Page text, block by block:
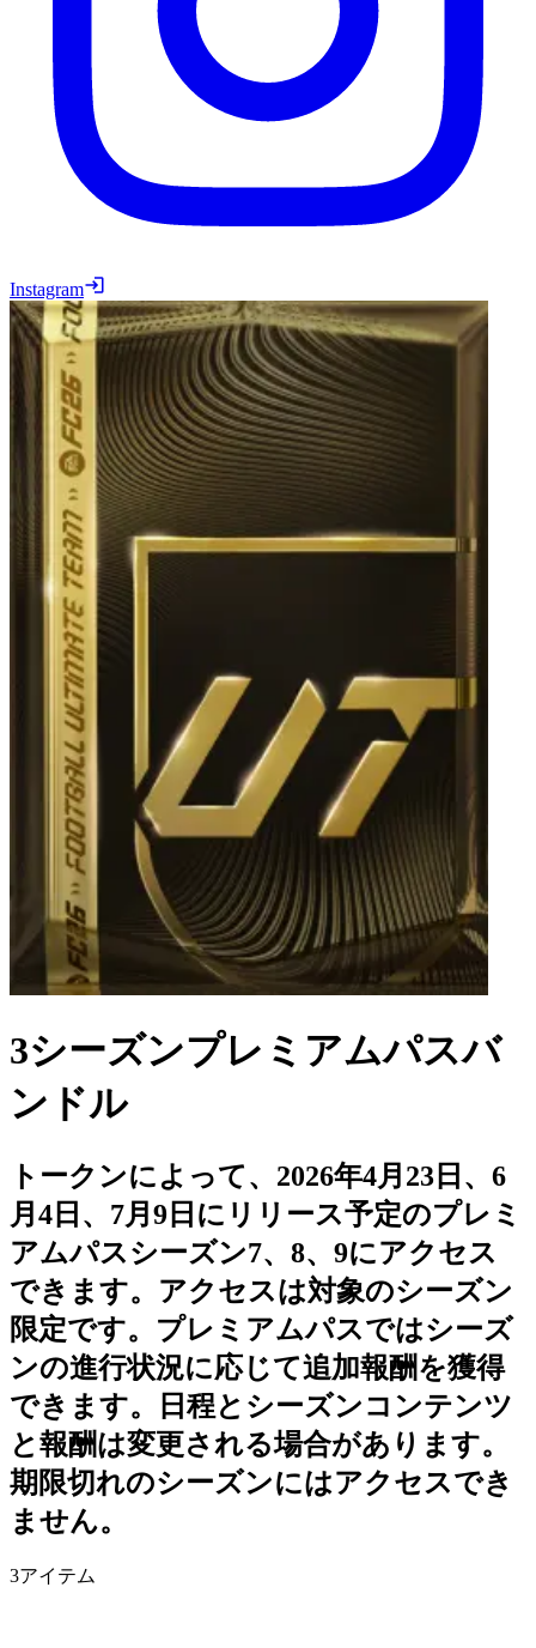
Instagram
3シーズンプレミアムパスバ
ンドル
トークンによって、2026年4月23日、6
月4日、7月9日にリリース予定のプレミ
アムパスシーズン7、8、9にアクセス
できます。アクセスは対象のシーズン
限定です。プレミアムパスではシーズ
ンの進行状況に応じて追加報酬を獲得
できます。日程とシーズンコンテンツ
と報酬は変更される場合があります。
期限切れのシーズンにはアクセスでき
ません。
3アイテム